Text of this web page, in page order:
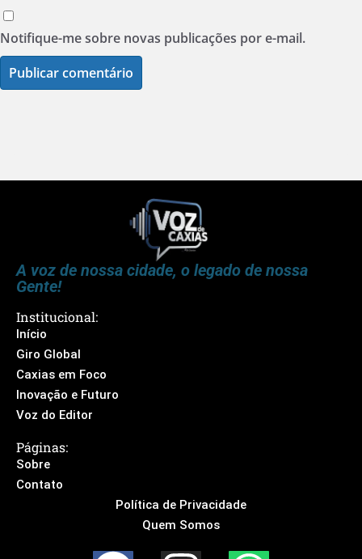
Notifique-me sobre novas publicações por e-mail.
A voz de nossa cidade, o legado de nossa
Gente!
Institucional:
Início
Giro Global
Caxias em Foco
Inovação e Futuro
Voz do Editor
Páginas:
Sobre
Contato
Política de Privacidade
Quem Somos